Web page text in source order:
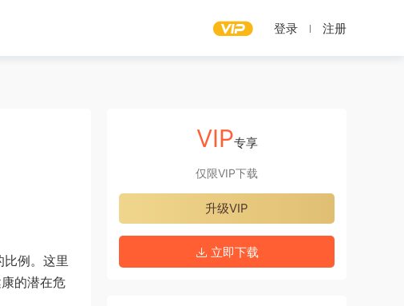
登录 注册
例。这里
的潜在危
VIP专享
仅限VIP下载
升级VIP
立即下载